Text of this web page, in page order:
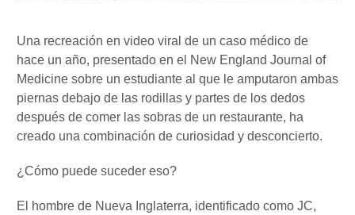
Una recreación en video viral de un caso médico de
hace un año, presentado en el New England Journal of
Medicine sobre un estudiante al que le amputaron ambas
piernas debajo de las rodillas y partes de los dedos
después de comer las sobras de un restaurante, ha
creado una combinación de curiosidad y desconcierto.
¿Cómo puede suceder eso?
El hombre de Nueva Inglaterra, identificado como JC,